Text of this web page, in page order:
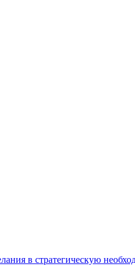
в стратегическую